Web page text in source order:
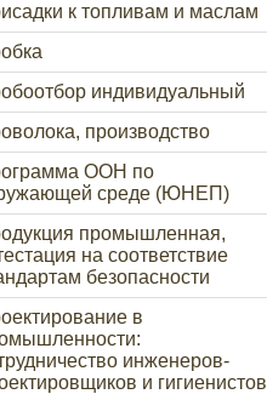
к топливам и маслам
индивидуальный
производство
ООН по
среде (ЮНЕП)
промышленная,
на соответствие
безопасности
в
инженеров-
и гигиенистов